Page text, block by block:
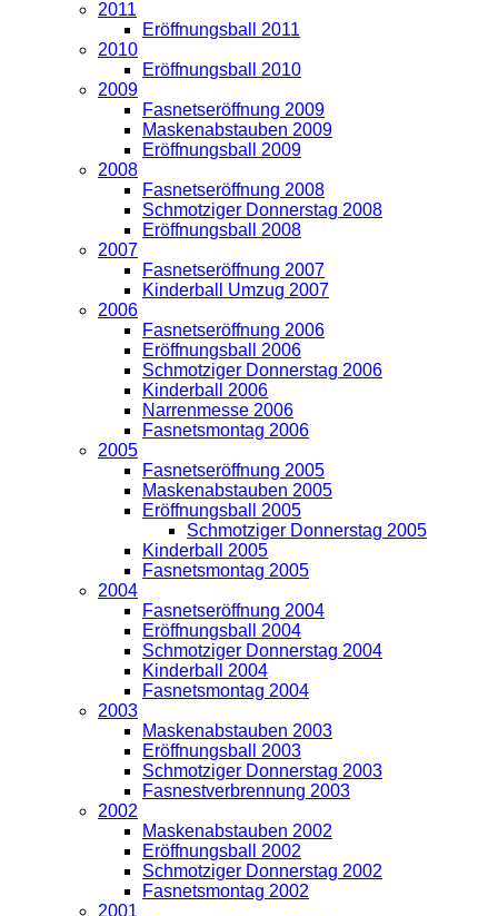
2011
Eröffnungsball 2011
2010
Eröffnungsball 2010
2009
Fasnetseröffnung 2009
Maskenabstauben 2009
Eröffnungsball 2009
2008
Fasnetseröffnung 2008
Schmotziger Donnerstag 2008
Eröffnungsball 2008
2007
Fasnetseröffnung 2007
Kinderball Umzug 2007
2006
Fasnetseröffnung 2006
Eröffnungsball 2006
Schmotziger Donnerstag 2006
Kinderball 2006
Narrenmesse 2006
Fasnetsmontag 2006
2005
Fasnetseröffnung 2005
Maskenabstauben 2005
Eröffnungsball 2005
Schmotziger Donnerstag 2005
Kinderball 2005
Fasnetsmontag 2005
2004
Fasnetseröffnung 2004
Eröffnungsball 2004
Schmotziger Donnerstag 2004
Kinderball 2004
Fasnetsmontag 2004
2003
Maskenabstauben 2003
Eröffnungsball 2003
Schmotziger Donnerstag 2003
Fasnestverbrennung 2003
2002
Maskenabstauben 2002
Eröffnungsball 2002
Schmotziger Donnerstag 2002
Fasnetsmontag 2002
2001